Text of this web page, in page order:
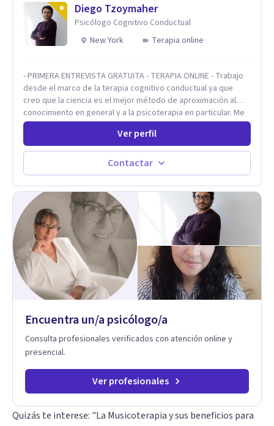
Diego Tzoymaher
Psicólogo Cognitivo Conductual
New York
Terapia online
- PRIMERA ENTREVISTA GRATUITA - TERAPIA ONLINE - Trabajo
desde el marco de la terapia cognitivo conductual ya que
creo que la ciencia es el mejor método de aproximación al
conocimiento en general y a la psicoterapia en particular. Me
interesan los procesos de cambio conductual por los que una
persona pueda alcanzar sus objetivos, transitando,
aceptando y modificando sus patrones cognitivos y
emocionales. Abordo patologías específicas como trastornos
de ansiedad y del ánimo, y también crisis vitales y procesos
Ver perfil
Contactar
Encuentra un/a psicólogo/a
Consulta profesionales verificados con atención online y
presencial.
Ver profesionales
Quizás te interese: "La Musicoterapia y sus beneficios para